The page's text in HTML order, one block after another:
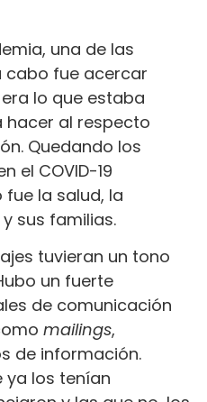
una de las
cabo fue acercar
lo que estaba
hacer al respecto
Quedando los
el COVID-19
la salud, la
sus familias.
tuvieran un tono
un fuerte
de comunicación
mailings,
de información.
ya los tenían